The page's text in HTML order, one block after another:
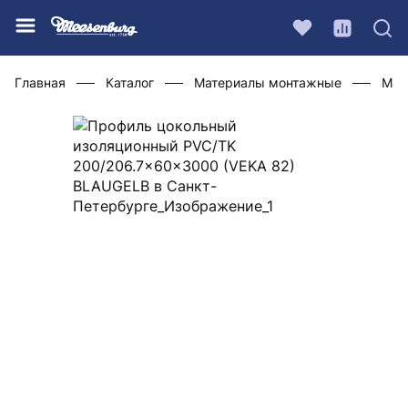
Главная Каталог Материалы монтажные